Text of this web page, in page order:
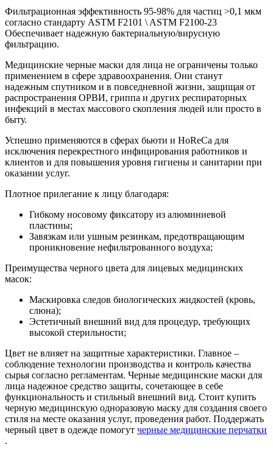
Фильтрационная эффективность 95-98% для частиц >0,1 мкм
согласно стандарту ASTM F2101 \ ASTM F2100-23
Обеспечивает надежную бактериальную/вирусную
фильтрацию.
Медицинские черные маски для лица не ограничены только
применением в сфере здравоохранения. Они станут
надежным спутником и в повседневной жизни, защищая от
распространения ОРВИ, гриппа и других респираторных
инфекций в местах массового скопления людей или просто в
быту.
Успешно применяются в сферах бьюти и HoReCa для
исключения перекрестного инфицирования работников и
клиентов и для повышения уровня гигиены и санитарии при
оказании услуг.
Плотное прилегание к лицу благодаря:
Гибкому носовому фиксатору из алюминиевой
пластины;
Завязкам или ушным резинкам, предотвращающим
проникновение нефильтрованного воздуха;
Преимущества черного цвета для лицевых медицинских
масок:
Маскировка следов биологических жидкостей (кровь,
слюна);
Эстетичный внешний вид для процедур, требующих
высокой стерильности;
Цвет не влияет на защитные характеристики. Главное –
соблюдение технологии производства и контроль качества
сырья согласно регламентам. Черные медицинские маски для
лица надежное средство защиты, сочетающее в себе
функциональность и стильный внешний вид. Стоит купить
черную медицинскую одноразовую маску для создания своего
стиля на месте оказания услуг, проведения работ. Поддержать
черный цвет в одежде помогут черные медицинские перчатки
.